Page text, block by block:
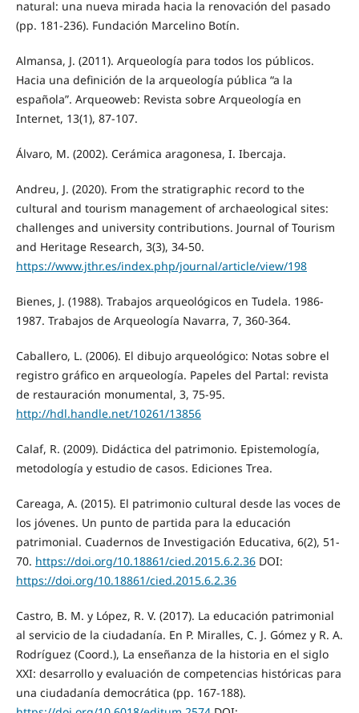
natural: una nueva mirada hacia la renovación del pasado
(pp. 181-236). Fundación Marcelino Botín.
Almansa, J. (2011). Arqueología para todos los públicos.
Hacia una definición de la arqueología pública “a la
española”. Arqueoweb: Revista sobre Arqueología en
Internet, 13(1), 87-107.
Álvaro, M. (2002). Cerámica aragonesa, I. Ibercaja.
Andreu, J. (2020). From the stratigraphic record to the
cultural and tourism management of archaeological sites:
challenges and university contributions. Journal of Tourism
and Heritage Research, 3(3), 34-50.
https://www.jthr.es/index.php/journal/article/view/198
Bienes, J. (1988). Trabajos arqueológicos en Tudela. 1986-
1987. Trabajos de Arqueología Navarra, 7, 360-364.
Caballero, L. (2006). El dibujo arqueológico: Notas sobre el
registro gráfico en arqueología. Papeles del Partal: revista
de restauración monumental, 3, 75-95.
http://hdl.handle.net/10261/13856
Calaf, R. (2009). Didáctica del patrimonio. Epistemología,
metodología y estudio de casos. Ediciones Trea.
Careaga, A. (2015). El patrimonio cultural desde las voces de
los jóvenes. Un punto de partida para la educación
patrimonial. Cuadernos de Investigación Educativa, 6(2), 51-
70. https://doi.org/10.18861/cied.2015.6.2.36DOI:
https://doi.org/10.18861/cied.2015.6.2.36
Castro, B. M. y López, R. V. (2017). La educación patrimonial
al servicio de la ciudadanía. En P. Miralles, C. J. Gómez y R. A.
Rodríguez (Coord.), La enseñanza de la historia en el siglo
XXI: desarrollo y evaluación de competencias históricas para
una ciudadanía democrática (pp. 167-188).